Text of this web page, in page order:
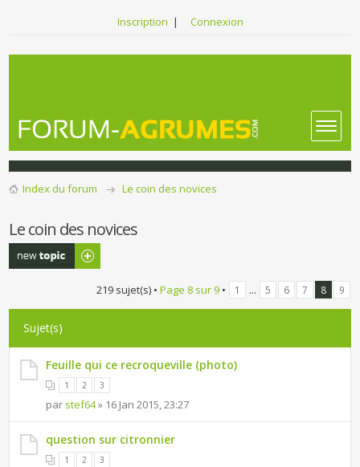
Inscription | Connexion
Index du forum Le coin des novices
Le coin des novices
Publier un
nouveau sujet
219 sujet(s) • Page 8sur 9• 1 ... 5 6 7 8 9
Sujet(s)
Feuille qui ce recroqueville (photo)
1 2 3
par stef64» 16 Jan 2015, 23:27
question sur citronnier
1 2 3